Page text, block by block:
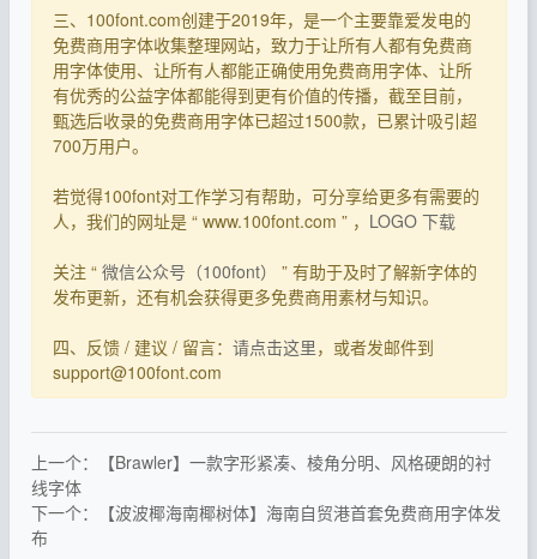
三、100font.com创建于2019年，是一个主要靠爱发电的
免费商用字体收集整理网站，致力于让所有人都有免费商
用字体使用、让所有人都能正确使用免费商用字体、让所
有优秀的公益字体都能得到更有价值的传播，截至目前，
甄选后收录的免费商用字体已超过1500款，已累计吸引超
700万用户。
若觉得100font对工作学习有帮助，可分享给更多有需要的
人，我们的网址是 “ www.100font.com ” ， LOGO 下载
关注 “ 微信公众号（100font）
” 有助于及时了解新字体的
发布更新，还有机会获得更多免费商用素材与知识。
四、反馈 / 建议 / 留言： 请点击这里，或者发邮件到
support@100font.com
上一个：【Brawler】一款字形紧凑、棱角分明、风格硬朗的衬
线字体
下一个：【波波椰海南椰树体】海南自贸港首套免费商用字体发
布